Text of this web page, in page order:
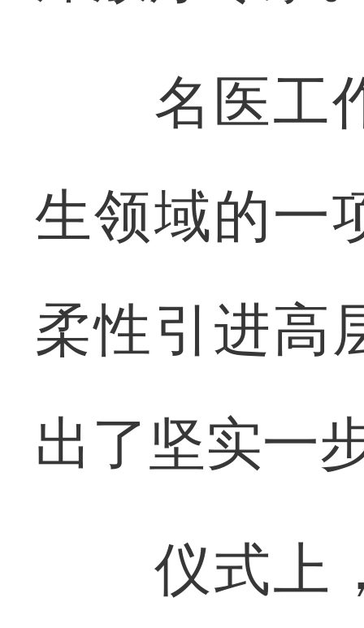
名医工作
生领域的一
柔性引进高
出了坚实一
仪式上，